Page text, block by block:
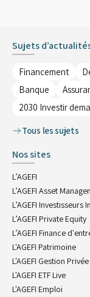
Sujets
Financement
Banque
2030 Investir
Tous les sujets
Nos sites
L’AGEFI
L’AGEFI Asset
L’AGEFI Investisseurs
L’AGEFI Private Equity
L’AGEFI Finance
L'AGEFI Patrimoine
L'AGEFI Gestion Privée
L'AGEFI ETF Live
L'AGEFI Emploi